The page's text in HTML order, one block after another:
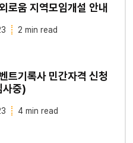
로움 지역모임개설 안내
2 min read
트기록사 민간자격 신청
사중)
4 min read